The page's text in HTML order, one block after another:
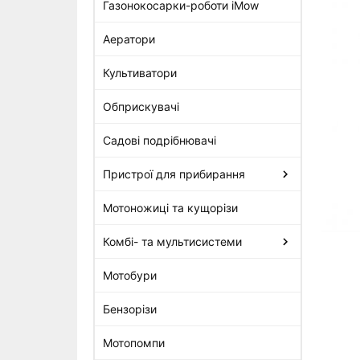
Газонокосарки-роботи iMow
Аератори
Культиватори
Обприскувачі
Садові подрібнювачі
Пристрої для прибирання
Мотоножиці та кущорізи
Комбі- та мультисистеми
Мотобури
Бензорізи
Мотопомпи
Сальник 25 x 47 x 7 Stihl
295 грн